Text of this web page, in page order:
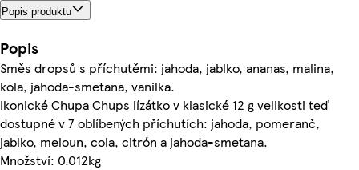
Popis produktu
Popis
Směs dropsů s příchutěmi: jahoda, jablko, ananas, malina,
kola, jahoda-smetana, vanilka.
Ikonické Chupa Chups lízátko v klasické 12 g velikosti teď
dostupné v 7 oblíbených příchutích: jahoda, pomeranč,
jablko, meloun, cola, citrón a jahoda-smetana.
Množství: 0.012kg